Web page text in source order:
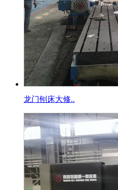
龙门刨床大修..